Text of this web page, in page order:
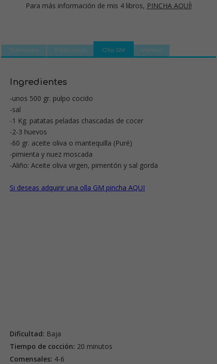
Para más información de mis 4 libros, PINCHA AQUÍ!
Thermomix Tradicional Olla GM Mambo
Ingredientes
-unos 500 gr. pulpo cocido
-sal
-1 Kg. patatas peladas chascadas de cocer
-2-3 huevos
-60 gr. aceite oliva o mantequilla (Puré)
-pimienta y nuez moscada
-Aliño: Aceite oliva virgen, pimentón y sal gorda
Si deseas adquirir una olla GM pincha AQUI
Dificultad: Baja
Tiempo de cocción: 20 minutos
Comensales: 4-6